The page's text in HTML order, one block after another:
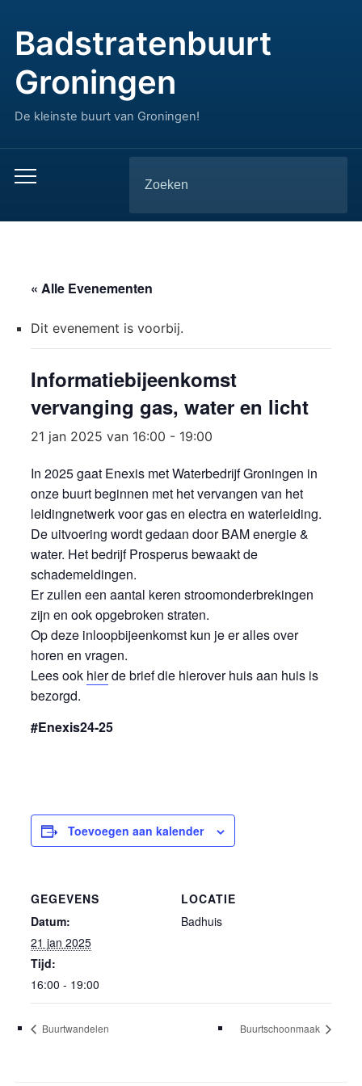
Badstratenbuurt
Groningen
De kleinste buurt van Groningen!
Toggle
menu
naar:
« Alle Evenementen
Dit evenement is voorbij.
Informatiebijeenkomst
vervanging gas, water en licht
21 jan 2025 van 16:00 - 19:00
In 2025 gaat Enexis met Waterbedrijf Groningen in
onze buurt beginnen met het vervangen van het
leidingnetwerk voor gas en electra en waterleiding.
De uitvoering wordt gedaan door BAM energie &
water. Het bedrijf Prosperus bewaakt de
schademeldingen.
Er zullen een aantal keren stroomonderbrekingen
zijn en ook opgebroken straten.
Op deze inloopbijeenkomst kun je er alles over
horen en vragen.
Lees ook hierde brief die hierover huis aan huis is
bezorgd.
#Enexis24-25
Toevoegen aan kalender
GEGEVENS
Datum:
21 jan 2025
Tijd:
16:00 - 19:00
LOCATIE
Badhuis
Buurtwandelen Buurtschoonmaak